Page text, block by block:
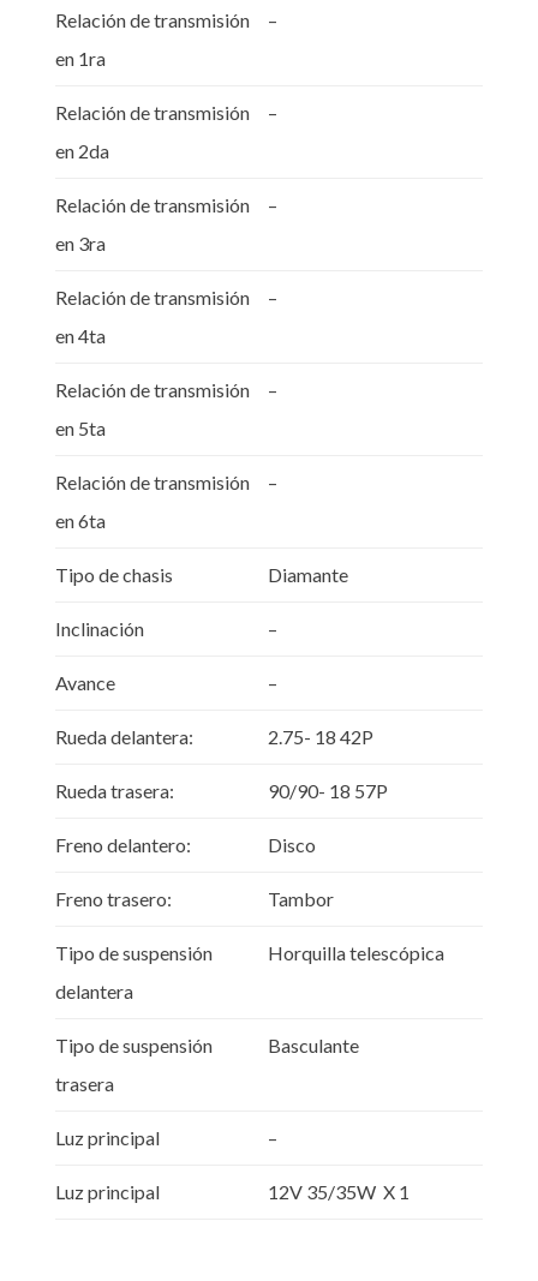
Relación de transmisión
en 1ra
–
Relación de transmisión
en 2da
–
Relación de transmisión
en 3ra
–
Relación de transmisión
en 4ta
–
Relación de transmisión
en 5ta
–
Relación de transmisión
en 6ta
–
Tipo de chasis Diamante
Inclinación –
Avance –
Rueda delantera: 2.75- 18 42P
Rueda trasera: 90/90- 18 57P
Freno delantero: Disco
Freno trasero: Tambor
Tipo de suspensión
delantera
Horquilla telescópica
Tipo de suspensión
trasera
Basculante
Luz principal –
Luz principal 12V 35/35W X 1